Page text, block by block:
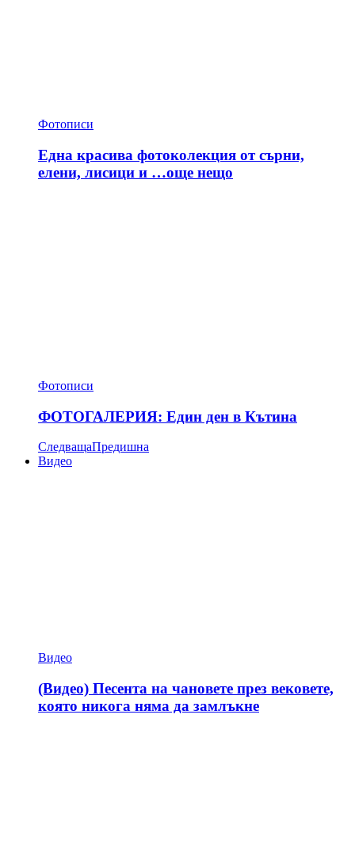
Фотописи
Една красива фотоколекция от сърни,
елени, лисици и …още нещо
Фотописи
ФОТОГАЛЕРИЯ: Един ден в Кътина
СледващаПредишна
Видео
Видео
(Видео) Песента на чановете през вековете,
която никога няма да замлъкне